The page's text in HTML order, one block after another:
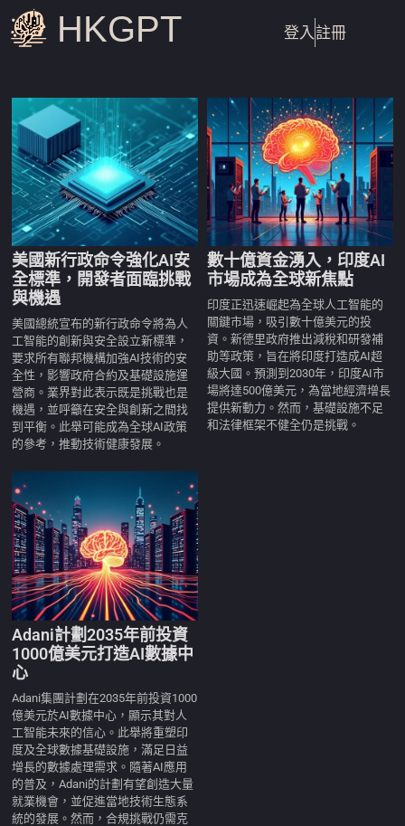
HKGPT 登入註冊
美國新行政命令強化AI安
全標準，開發者面臨挑戰
與機遇
美國總統宣布的新行政命令將為人
工智能的創新與安全設立新標準，
要求所有聯邦機構加強AI技術的安
全性，影響政府合約及基礎設施運
營商。業界對此表示既是挑戰也是
機遇，並呼籲在安全與創新之間找
到平衡。此舉可能成為全球AI政策
的參考，推動技術健康發展。
數十億資金湧入，印度AI
市場成為全球新焦點
印度正迅速崛起為全球人工智能的
關鍵市場，吸引數十億美元的投
資。新德里政府推出減稅和研發補
助等政策，旨在將印度打造成AI超
級大國。預測到2030年，印度AI市
場將達500億美元，為當地經濟增長
提供新動力。然而，基礎設施不足
和法律框架不健全仍是挑戰。
Adani計劃2035年前投資
1000億美元打造AI數據中
心
Adani集團計劃在2035年前投資1000
億美元於AI數據中心，顯示其對人
工智能未來的信心。此舉將重塑印
度及全球數據基礎設施，滿足日益
增長的數據處理需求。隨著AI應用
的普及，Adani的計劃有望創造大量
就業機會，並促進當地技術生態系
統的發展。然而，合規挑戰仍需克